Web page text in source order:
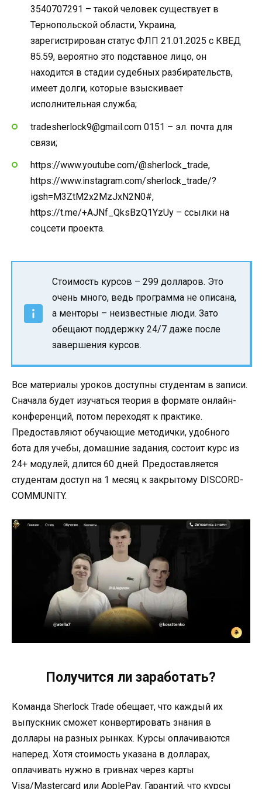
3540707291 – такой человек существует в
Тернопольской области, Украина,
зарегистрирован статус ФЛП 21.01.2025 с КВЕД
85.59, вероятно это подставное лицо, он
находится в стадии судебных разбирательств,
имеет долги, которые взыскивает
исполнительная служба;
tradesherlock9@gmail.com 0151 – эл. почта для
связи;
https://www.youtube.com/@sherlock_trade,
https://www.instagram.com/sherlock_trade/?
igsh=M3ZtM2x2MzJxN2N0#,
https://t.me/+AJNf_QksBzQ1YzUy – ссылки на
соцсети проекта.
Стоимость курсов – 299 долларов. Это
очень много, ведь программа не описана,
а менторы – неизвестные люди. Зато
обещают поддержку 24/7 даже после
завершения курсов.
Все материалы уроков доступны студентам в записи.
Сначала будет изучаться теория в формате онлайн-
конференций, потом переходят к практике.
Предоставляют обучающие методички, удобного
бота для учебы, домашние задания, состоит курс из
24+ модулей, длится 60 дней. Предоставляется
студентам доступ на 1 месяц к закрытому DISCORD-
COMMUNITY.
Получится ли заработать?
Команда Sherlock Trade обещает, что каждый их
выпускник сможет конвертировать знания в
доллары на разных рынках. Курсы оплачиваются
наперед. Хотя стоимость указана в долларах,
оплачивать нужно в гривнах через карты
Visa/Mastercard или ApplePay. Гарантий, что курсы